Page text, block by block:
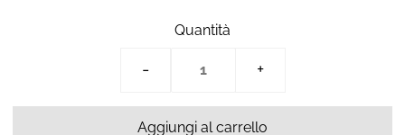
Quantità
- +